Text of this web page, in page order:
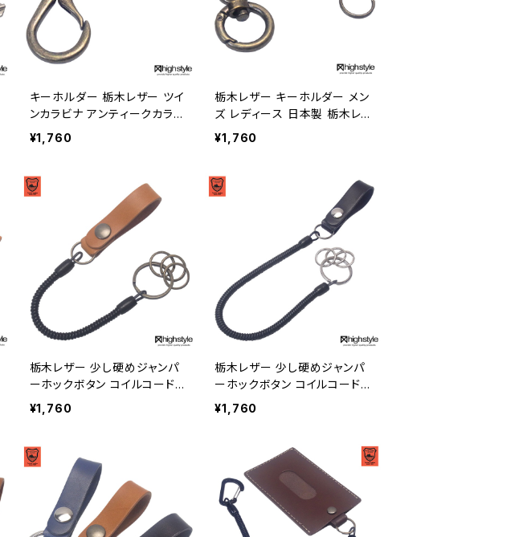
キーホルダー 栃木レザー ツイ
ンカラビナ アンティークカラー
クラブタイプ キーホルダー hi
ghstyle ハイスタイル hs-ya
¥1,760
栃木レザー キーホルダー メン
ズ レディース 日本製 栃木レ
ザー ミニ丸カラビナ シングル
リールキー アンティークカラ
プレゼント ハイスタイル hs-y
am-765a
¥1,760
栃木レザー 少し硬めジャンパ
ーホックボタン コイルコード
ショートタイプ 二重リング×3
ベルトループキーホルダー hs
¥1,760
栃木レザー 少し硬めジャンパ
ーホックボタン コイルコード
二重リング×3 ベルトループキ
ーホルダー hs-yam-208lo
¥1,760